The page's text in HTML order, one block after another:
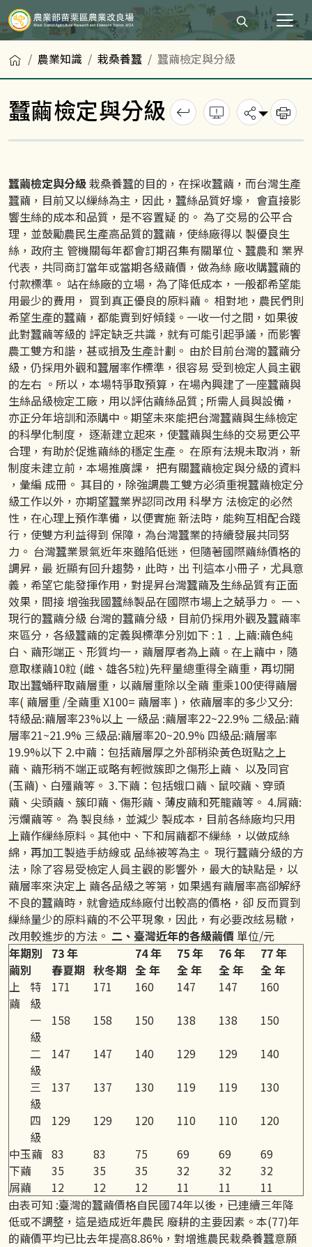
打開搜尋輸入
首頁農業知識 栽桑養蠶 蠶繭檢定與分級
蠶繭檢定與分級 回上一頁錯誤回報
分享
列
蠶繭檢定與分級栽桑養蠶的目的，在採收蠶繭，而台灣生產
蠶繭，目前又以繅絲為主，因此，蠶絲品質好壕， 會直接影
響生絲的成本和品質，是不容置疑 的。 為了交易的公平合
理，並鼓勵農民生產高品質的蠶繭，使絲廠得以 製優良生
絲，政府主 管機關每年都會訂期召集有關單位、蠶農和 業界
代表，共同商訂當年或當期各級繭價，做為絲 廠收購蠶繭的
付款標準。 站在絲廠的立場，為了降低成本，一般都希望能
用最少的費用， 買到真正優良的原料繭。 相對地，農民們則
希望生產的蠶繭，都能賣到好傾錢。一收一付之間，如果彼
此對蠶繭等級的 評定缺乏共識，就有可能引起爭議，而影饗
農工雙方和諧，甚或損及生產計劃。 由於目前台灣的蠶繭分
級，仍採用外觀和蠶層率作標準，很容易 受到檢定人員主觀
的左右 。所以，本場特爭取預算，在場內興建了一座蠶繭與
生絲品級檢定工廠，用以評估繭絲品質 ; 所需人員與設備，
亦正分年培訓和添購中。期望未來能把台灣蠶繭與生絲檢定
的科學化制度， 逐漸建立起來，使蠶繭與生絲的交易更公平
合理，有助於促進繭絲的穩定生產。 在原有法規未取消，新
制度未建立前，本場推廣課， 把有關蠶繭檢定與分級的資料
，彙編 成冊。 其目的，除強調農工雙方必須重視蠶繭檢定分
級工作以外，亦期望蠶業界認同改用 科學方 法檢定的必然
性，在心理上預作準備，以便實施 新法時，能夠互相配合踐
行，使雙方利益得到 保障，為台灣蠶業的持續發展共同努
力。 台灣蠶業景氣近年來雖陷低迷，但隨著國際繭絲價格的
調昇，最 近顯有回升趨勢，此時，出 刊這本小冊子，尤具意
義，希望它能發揮作用，對提昇台灣蠶繭及生絲品質有正面
效果，間接 增強我國蠶絲製品在國際市場上之兢爭力。 一、
現行的蠶繭分級 台灣的蠶繭分級，目前仍採用外觀及蠶繭率
來區分，各級蠶繭的定義與標準分別如下 : 1﹒上繭:繭色純
白、繭形端正、形質均一，繭層厚者為上繭。在上繭中，隨
意取樣繭10粒 (雌、雄各5粒)先秤量總重得全繭重，再切開
取出蠶蛹秤取繭層重，以繭層重除以全繭 重乘100使得繭層
率( 繭層重 /全繭重 X100= 繭層率 )，依繭層率的多少又分:
特級品:繭層率23%以上 一級品 :繭層率22~22.9% 二級品:繭
層率21~21.9% 三級品:繭層率20~20.9% 四級品:繭層率
19.9%以下 2.中繭：包括繭層厚之外部稍染黃色斑點之上
繭、繭形稍不端正或略有輕微簇即之傷形上繭、 以及同官
(玉繭)、白殭繭等。 3.下繭：包括蛾口繭、鼠咬繭、穿頭
繭、尖頭繭、簇印繭、傷形繭、薄皮繭和死籠繭等。 4.屑繭:
污爛繭等。 為 製良絲，並減少 製成本，目前各絲廠均只用
上繭作繅絲原料。其他中、下和屑繭都不繅絲 ，以做成絲
綿，再加工製造手紡線或 品絲被等為主。 現行蠶繭分級的方
法，除了容易受檢定人員主觀的影響外，最大的缺點是，以
繭層率來決定上 繭各品級之等第，如果遇有繭層率高卻解紓
不良的蠶繭時，就會造成絲廠付出較高的價格，卻 反而買到
繅絲量少的原料繭的不公平現象，因此，有必要改絃易轍，
改用較進步的方法。 二、臺灣近年的各級繭價 單位/元
年期別
繭別
73 年 74 年 75 年 76 年
77 年
春夏期 秋冬期 全 年 全 年 全 年
全 年
上
繭
特
級
171 171 160 147 147
160
一
級
158 158 150 138 138
150
二
級
147 147 140 129 129
140
三
級
137 137 130 119 119
130
四
級
129 129 120 110 110
120
中玉繭 83 83 75 69 69
69
下繭
35 35 35 32 32
32
屑繭
12 12 12 11 11
11
由表可知 :臺灣的蠶繭價格自民國74年以後，已連續三年降
低或不調整，這是造成近年農民 廢耕的主要因素。本(77)年
的繭價平均已比去年提高8.86%，對增進農民栽桑養蠶意願